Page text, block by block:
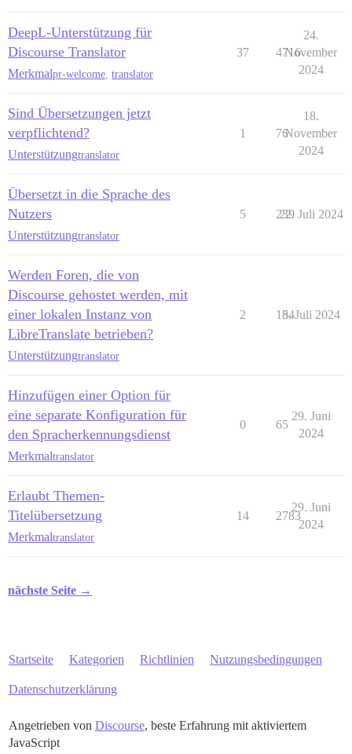
DeepL-Unterstützung für
Discourse Translator
Merkmalpr-welcome translator
37 4716
24.
November
2024
Sind Übersetzungen jetzt
verpflichtend?
Unterstützungtranslator
1 76
18.
November
2024
Übersetzt in die Sprache des
Nutzers
Unterstützungtranslator
5 239
22. Juli 2024
Werden Foren, die von
Discourse gehostet werden, mit
einer lokalen Instanz von
LibreTranslate betrieben?
Unterstützungtranslator
2 184
5. Juli 2024
Hinzufügen einer Option für
eine separate Konfiguration für
den Spracherkennungsdienst
Merkmaltranslator
0 65
29. Juni
2024
Erlaubt Themen-
Titelübersetzung
Merkmaltranslator
14 2783
29. Juni
2024
nächste Seite →
Startseite Kategorien Richtlinien Nutzungsbedingungen
Datenschutzerklärung
Angetrieben von Discourse, beste Erfahrung mit aktiviertem
JavaScript